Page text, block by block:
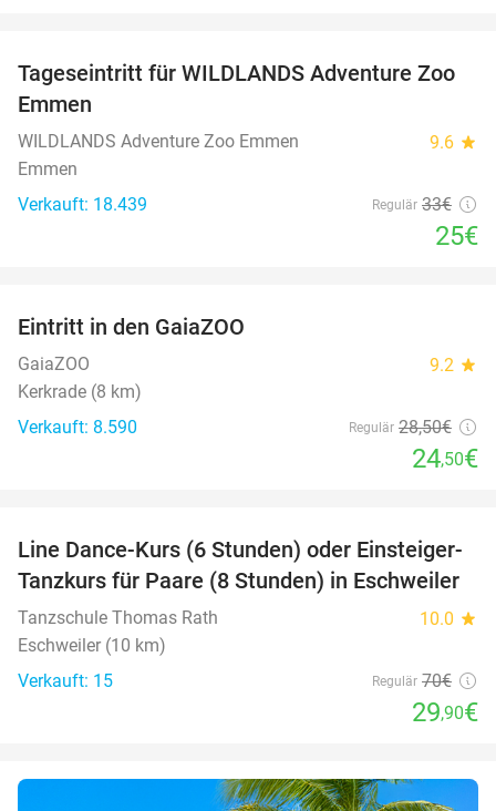
24%
Tageseintritt für WILDLANDS Adventure Zoo
Emmen
WILDLANDS Adventure Zoo Emmen 9.6 star
Emmen
Verkauft: 18.439
Regulär 33€
25€
Eintritt in den GaiaZOO
GaiaZOO 9.2 star
Kerkrade (8 km)
Verkauft: 8.590
Regulär 28,50€
24,50€
57%
Line Dance-Kurs (6 Stunden) oder Einsteiger-
Tanzkurs für Paare (8 Stunden) in Eschweiler
Tanzschule Thomas Rath 10.0 star
Eschweiler (10 km)
Verkauft: 15
Regulär 70€
29,90€